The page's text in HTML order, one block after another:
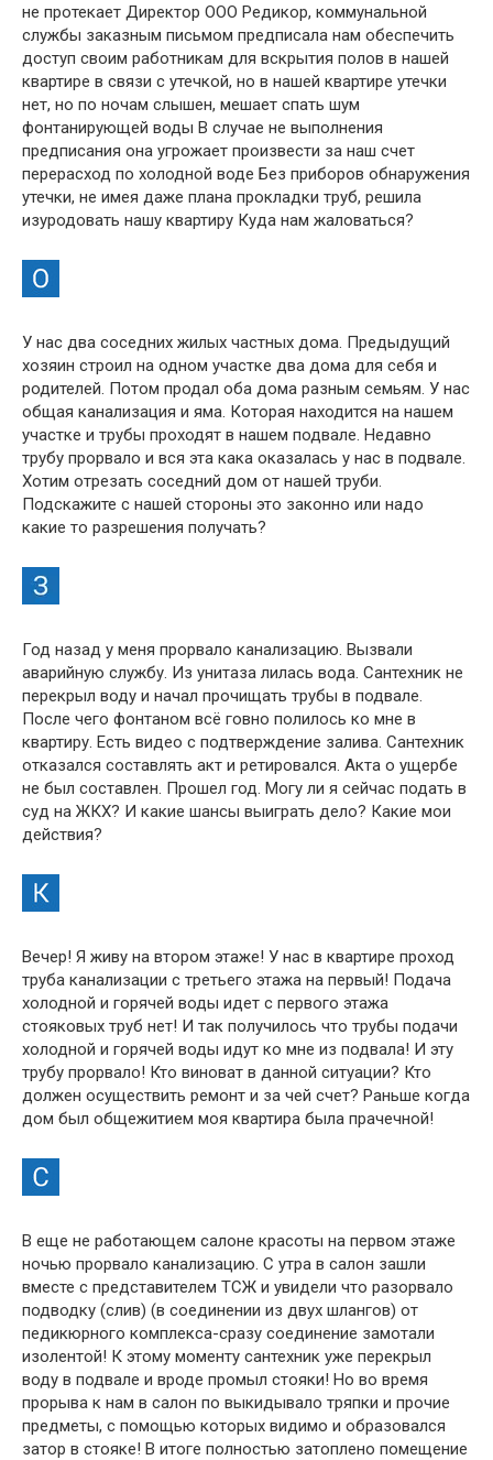
не протекает Директор ООО Редикор, коммунальной
службы заказным письмом предписала нам обеспечить
доступ своим работникам для вскрытия полов в нашей
квартире в связи с утечкой, но в нашей квартире утечки
нет, но по ночам слышен, мешает спать шум
фонтанирующей воды В случае не выполнения
предписания она угрожает произвести за наш счет
перерасход по холодной воде Без приборов обнаружения
утечки, не имея даже плана прокладки труб, решила
изуродовать нашу квартиру Куда нам жаловаться?
У нас два соседних жилых частных дома. Предыдущий
хозяин строил на одном участке два дома для себя и
родителей. Потом продал оба дома разным семьям. У нас
общая канализация и яма. Которая находится на нашем
участке и трубы проходят в нашем подвале. Недавно
трубу прорвало и вся эта кака оказалась у нас в подвале.
Хотим отрезать соседний дом от нашей труби.
Подскажите с нашей стороны это законно или надо
какие то разрешения получать?
Год назад у меня прорвало канализацию. Вызвали
аварийную службу. Из унитаза лилась вода. Сантехник не
перекрыл воду и начал прочищать трубы в подвале.
После чего фонтаном всё говно полилось ко мне в
квартиру. Есть видео с подтверждение залива. Сантехник
отказался составлять акт и ретировался. Акта о ущербе
не был составлен. Прошел год. Могу ли я сейчас подать в
суд на ЖКХ? И какие шансы выиграть дело? Какие мои
действия?
Вечер! Я живу на втором этаже! У нас в квартире проход
труба канализации с третьего этажа на первый! Подача
холодной и горячей воды идет с первого этажа
стояковых труб нет! И так получилось что трубы подачи
холодной и горячей воды идут ко мне из подвала! И эту
трубу прорвало! Кто виноват в данной ситуации? Кто
должен осуществить ремонт и за чей счет? Раньше когда
дом был общежитием моя квартира была прачечной!
В еще не работающем салоне красоты на первом этаже
ночью прорвало канализацию. С утра в салон зашли
вместе с представителем ТСЖ и увидели что разорвало
подводку (слив) (в соединении из двух шлангов) от
педикюрного комплекса-сразу соединение замотали
изолентой! К этому моменту сантехник уже перекрыл
воду в подвале и вроде промыл стояки! Но во время
прорыва к нам в салон по выкидывало тряпки и прочие
предметы, с помощью которых видимо и образовался
затор в стояке! В итоге полностью затоплено помещение